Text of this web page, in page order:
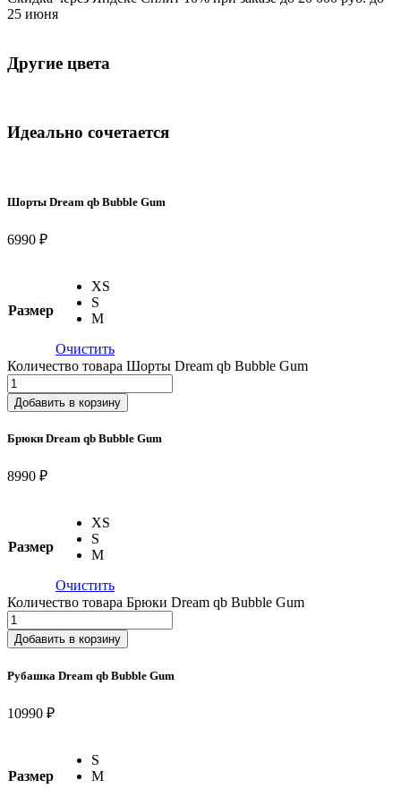
25 июня
Другие цвета
Идеально сочетается
Шорты Dream qb Bubble Gum
6990 ₽
Размер
XS
S
M
Очистить
Количество товара Шорты Dream qb Bubble Gum
Добавить в корзину
Брюки Dream qb Bubble Gum
8990 ₽
Размер
XS
S
M
Очистить
Количество товара Брюки Dream qb Bubble Gum
Добавить в корзину
Рубашка Dream qb Bubble Gum
10990 ₽
Размер
S
M